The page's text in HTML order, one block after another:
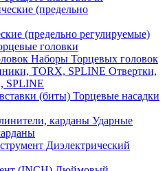
(предельно регулируемые)
головки
Наборы Торцевых головок
Отвертки,
SPLINE
Торцевые насадки
Ударные
Диэлектрический